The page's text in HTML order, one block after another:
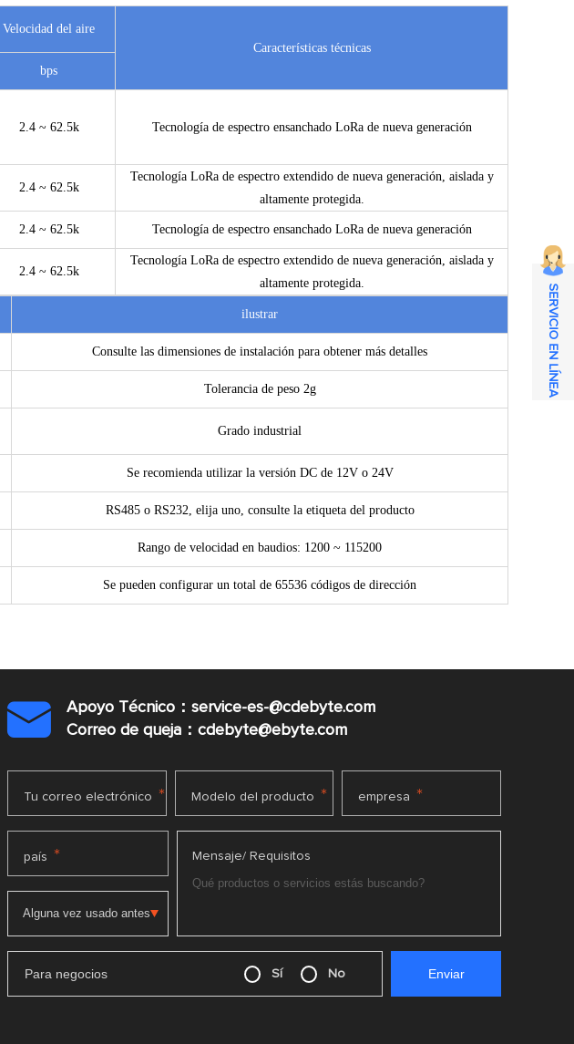
Velocidad del aire
Características técnicas
bps
2.4 ~ 62.5k
Tecnología de espectro ensanchado LoRa de nueva generación
2.4 ~ 62.5k
Tecnología LoRa de espectro extendido de nueva generación, aislada y
altamente protegida.
2.4 ~ 62.5k Tecnología de espectro ensanchado LoRa de nueva generación
2.4 ~ 62.5k
Tecnología LoRa de espectro extendido de nueva generación, aislada y
altamente protegida.
ilustrar
Consulte las dimensiones de instalación para obtener más detalles
Tolerancia de peso 2g
Grado industrial
Se recomienda utilizar la versión DC de 12V o 24V
RS485 o RS232, elija uno, consulte la etiqueta del producto
Rango de velocidad en baudios: 1200 ~ 115200
Se pueden configurar un total de 65536 códigos de dirección

Apoyo Técnico：service-es-@cdebyte.com
Correo de queja：cdebyte@ebyte.com
Tu correo electrónico * Modelo del producto * empresa *
país * Mensaje/ Requisitos
Para negocios Sí No
SERVICIO EN LÍNEA